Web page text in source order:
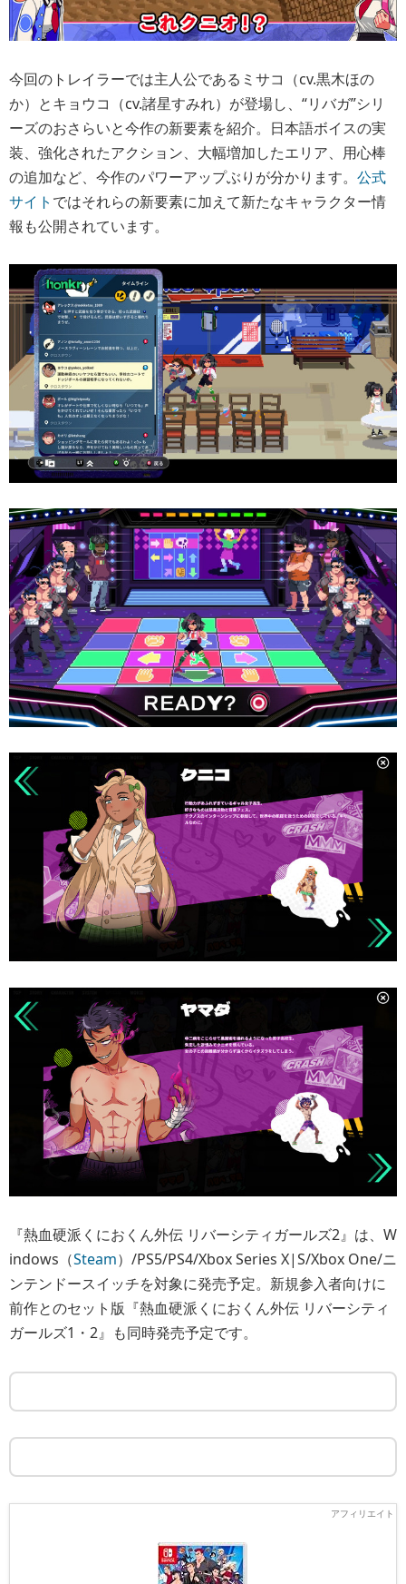
今回のトレイラーでは主人公であるミサコ（cv.黒木ほの
か）とキョウコ（cv.諸星すみれ）が登場し、“リバガ”シリ
ーズのおさらいと今作の新要素を紹介。日本語ボイスの実
装、強化されたアクション、大幅増加したエリア、用心棒
の追加など、今作のパワーアップぶりが分かります。 公式
サイト ではそれらの新要素に加えて新たなキャラクター情
報も公開されています。
『熱血硬派くにおくん外伝 リバーシティガールズ2』は、W
indows（Steam）/PS5/PS4/Xbox Series X|S/Xbox One/ニ
ンテンドースイッチを対象に発売予定。新規参入者向けに
前作とのセット版『熱血硬派くにおくん外伝 リバーシティ
ガールズ1・2』も同時発売予定です。